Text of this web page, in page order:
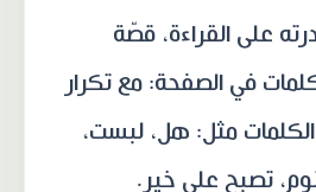
على القراءة، قصّة
من 4-8 كلمات في الصفحة: مع تكرار
مثل: هل، لبست،
تصبح على خير.